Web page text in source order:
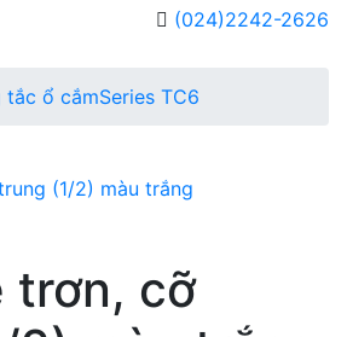
(024)2242-2626
tắc ổ cắmSeries TC6
trơn, cỡ